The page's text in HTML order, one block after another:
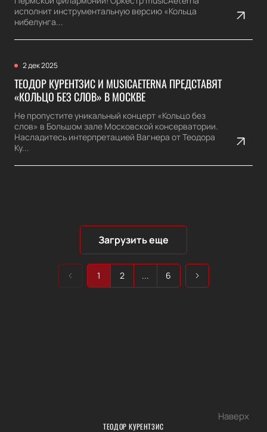
исполнит инструментальную версию «Кольца
нибелунга...
2 дек 2025
ТЕОДОР КУРЕНТЗИС И MUSICAETERNA ПРЕДСТАВЯТ
«КОЛЬЦО БЕЗ СЛОВ» В МОСКВЕ
Не пропустите уникальный концерт «Кольцо без
слов» в Большом зале Московской консерватории.
Насладитесь интерпретацией Вагнера от Теодора
Ку...
Загрузить еще
1 2 ... 6
Наверх
ТЕОДОР КУРЕНТЗИС